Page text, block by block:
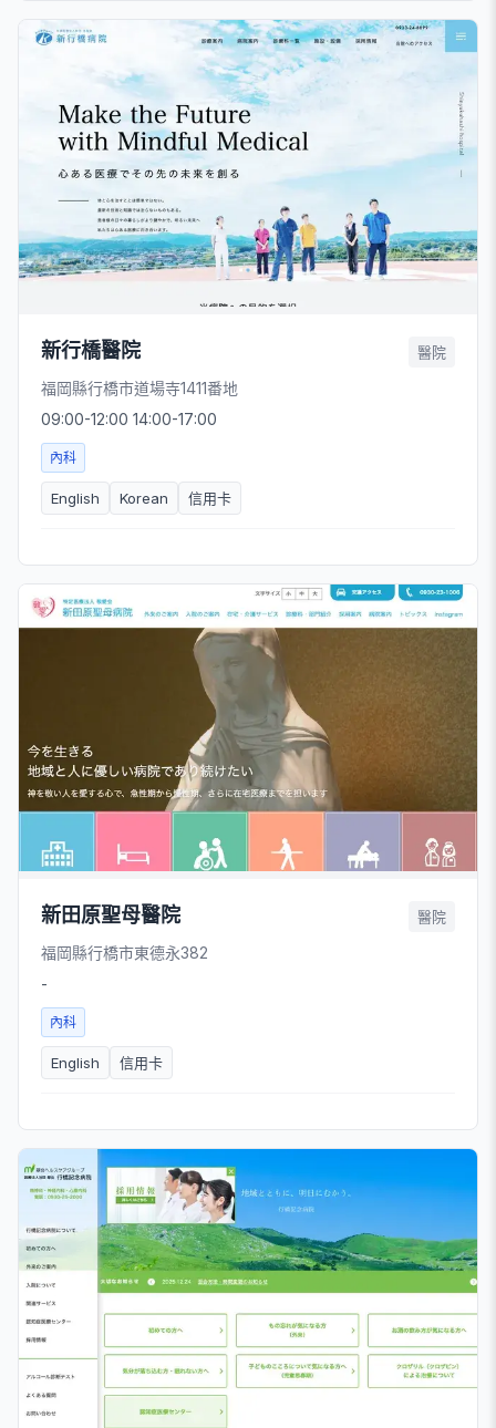
新行橋醫院 醫院
福岡縣行橋市道場寺1411番地
09:00-12:00 14:00-17:00
內科
English Korean 信用卡
新田原聖母醫院 醫院
福岡縣行橋市東德永382
-
內科
English 信用卡